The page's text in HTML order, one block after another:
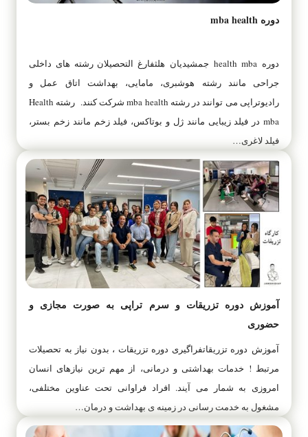
دوره mba health
دوره health mba جمشیدیان هلثفارغ التحصیلان رشته های داخلی
جراحی مانند رشته هوشبری، مامایی، بهداشت اتاق عمل و
رادیوتراپی می توانند در رشته mba health شرکت کنند. رشته Health
mba در فیلد زیبایی مانند ژل و بوتاکس، فیلد زخم مانند زخم بستر،
فیلد لاغری…
آموزش دوره‌ تزریقات و سرم تراپی به صورت مجازی و
حضوری
آموزش دوره‌ تزریقاتفراگیری دوره‌ تزریقات ، بدون نیاز به تحصیلات
مرتبط ! خدمات بهداشتی و درمانی، از مهم ترین نیازهای انسان
امروزی به شمار می آیند. افراد فراوانی تحت عناوین مختلفی،
مشغول به خدمت رسانی در زمینه ی بهداشت و درمان…